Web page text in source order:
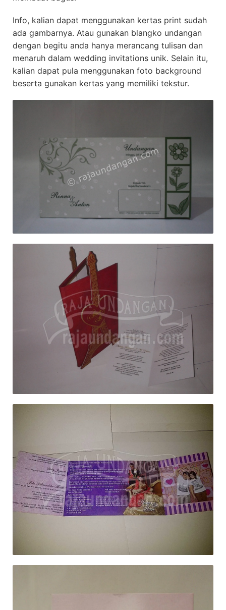
Info, kalian dapat menggunakan kertas print sudah
ada gambarnya. Atau gunakan blangko undangan
dengan begitu anda hanya merancang tulisan dan
menaruh dalam wedding invitations unik. Selain itu,
kalian dapat pula menggunakan foto background
beserta gunakan kertas yang memiliki tekstur.